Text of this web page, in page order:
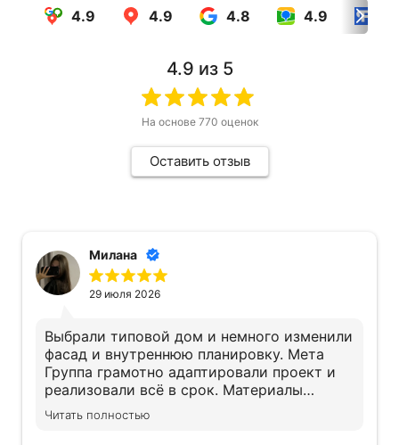
4.9 4.9 4.8 4.9
4.9 из 5
На основе 770 оценок
Оставить отзыв
Милана
29 июля 2026
Выбрали типовой дом и немного изменили
фасад и внутреннюю планировку. Мета
Группа грамотно адаптировали проект и
реализовали всё в срок. Материалы
действительно качественные, экономии не
Читать полностью